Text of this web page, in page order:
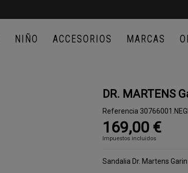
NIÑO ACCESORIOS MARCAS
DR. MARTENS
Referencia
169,00 €
Impuestos incluidos
Sandalia Dr. Martens